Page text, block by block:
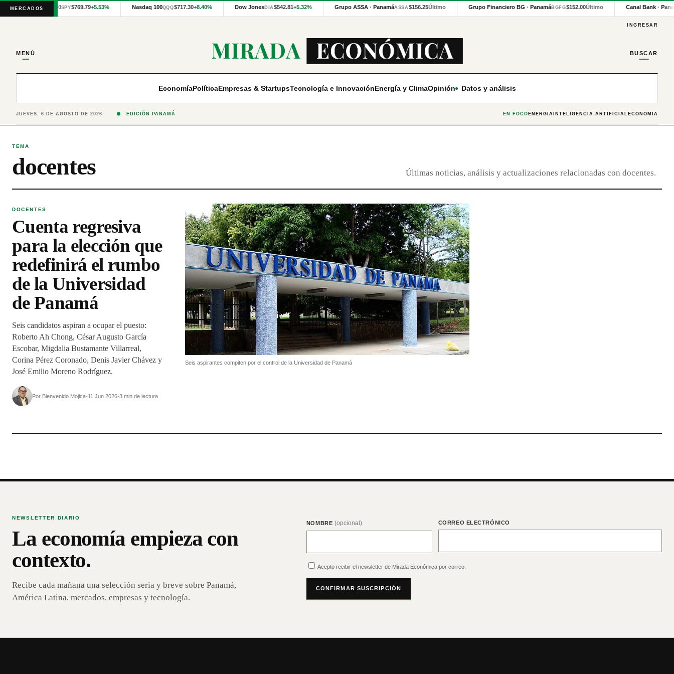
MERCADOSS&P 500SPY$769.79+5.53% Nasdaq 100QQQ$717.30+8.40% Dow JonesDIA$542.81+5.32% Grupo ASSA · PanamáASSA$156.25Último Grupo Financiero BG · PanamáBGFG$152.00Último Canal Bank ·
Cotizaciones
Modeling
Latinex
INGRESAR
MENÚ BUSCAR
EconomíaPolíticaEmpresas & StartupsTecnología e InnovaciónEnergía y ClimaOpinión Datos y análisis
JUEVES, 6 DE AGOSTO DE 2026 EDICIÓN PANAMÁ EN FOCO ENERGÍA INTELIGENCIA ARTIFICIAL ECONOMÍA
TEMA
docentes Últimas noticias, análisis y actualizaciones relacionadas con docentes.
DOCENTES
Cuenta regresiva
para la elección que
redefinirá el rumbo
de la Universidad
de Panamá
Seis candidatos aspiran a ocupar el puesto:
Roberto Ah Chong, César Augusto García
Escobar, Migdalia Bustamante Villarreal,
Corina Pérez Coronado, Denis Javier Chávez y
José Emilio Moreno Rodríguez.
Por Bienvenido Mojica•11 Jun 2026•3 min de lectura
Seis aspirantes compiten por el control de la Universidad de Panamá
NEWSLETTER DIARIO
La economía empieza con
contexto.
Recibe cada mañana una selección seria y breve sobre Panamá,
América Latina, mercados, empresas y tecnología.
NOMBRE (opcional) CORREO ELECTRÓNICO
Acepto recibir el newsletter de Mirada Económica por correo.
CONFIRMAR SUSCRIPCIÓN